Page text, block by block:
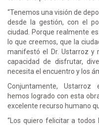
“Tenemos una visión de
desde la gestión, con el
ciudad. Porque realmente
lo que creemos, que la
manifestó el Dr. Ustarroz y
capacidad de disfrutar,
necesita el encuentro y los
Conjuntamente, Ustarroz
hemos logrado con esta
excelente recurso humano
“Los quiero felicitar a todos